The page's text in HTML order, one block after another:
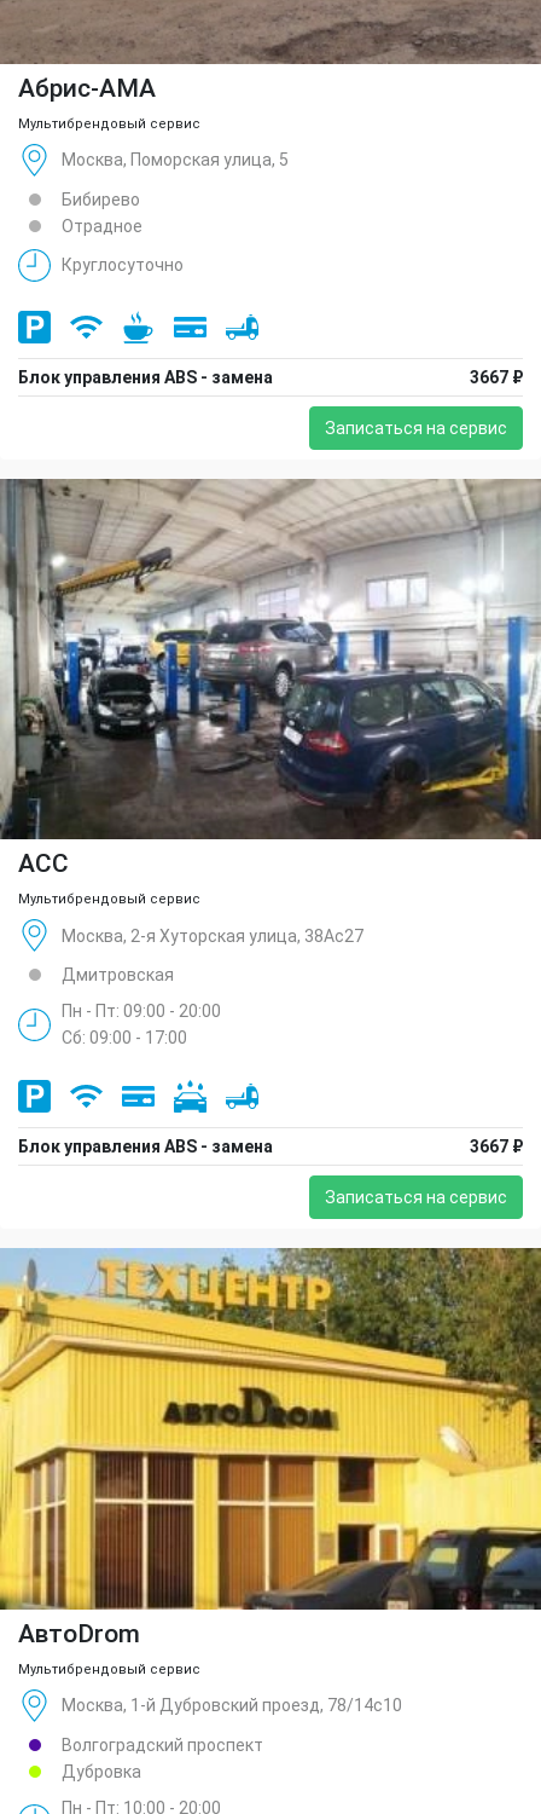
Абрис-АМА
Мультибрендовый сервис
Москва, Поморская улица, 5
Бибирево
Отрадное
Круглосуточно
Блок управления ABS - замена 3667 ₽
Записаться на сервис
ACC
Мультибрендовый сервис
Москва, 2-я Хуторская улица, 38Ас27
Дмитровская
Пн - Пт: 09:00 - 20:00
Сб: 09:00 - 17:00
Блок управления ABS - замена 3667 ₽
Записаться на сервис
АвтоDrom
Мультибрендовый сервис
Москва, 1-й Дубровский проезд, 78/14с10
Волгоградский проспект
Дубровка
Пн - Пт: 10:00 - 20:00